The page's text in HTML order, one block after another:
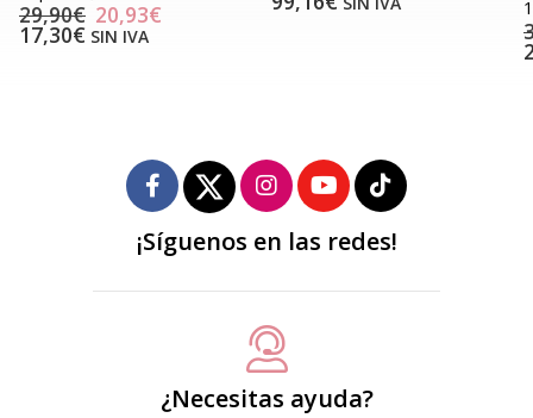
29,90€ 20,93€
17,30€ SIN IVA
¡Síguenos en las redes!
¿Necesitas ayuda?